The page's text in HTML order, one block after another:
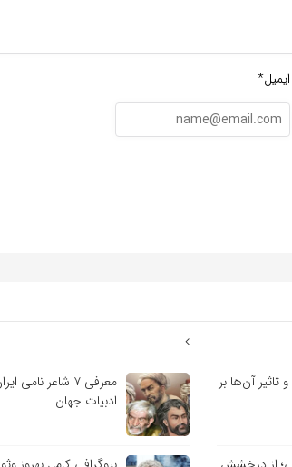
ایمیل*
و تاثیر آن‌ها بر
معرفی ۷ شاعر
ادبیات جهان